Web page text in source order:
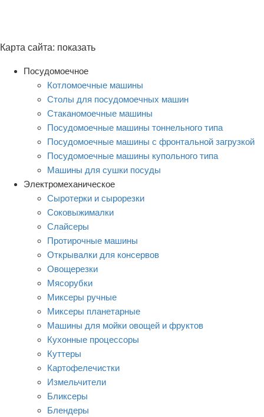
Карта сайта: показать
Посудомоечное
Котломоечные машины
Столы для посудомоечных машин
Стаканомоечные машины
Посудомоечные машины тоннельного типа
Посудомоечные машины с фронтальной загрузкой
Посудомоечные машины купольного типа
Машины для сушки посуды
Электромеханическое
Сыротерки и сырорезки
Соковыжималки
Слайсеры
Протирочные машины
Открывалки для консервов
Овощерезки
Мясорубки
Миксеры ручные
Миксеры планетарные
Машины для мойки овощей и фруктов
Кухонные процессоры
Куттеры
Картофелечистки
Измельчители
Бликсеры
Блендеры